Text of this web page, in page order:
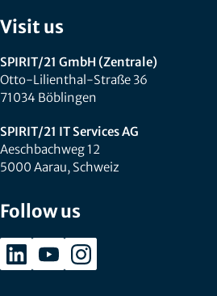
Visit us
SPIRIT/21 GmbH (Zentrale)
Otto-Lilienthal-Straße 36
71034 Böblingen
SPIRIT/21 IT Services AG
Aeschbachweg 12
5000 Aarau, Schweiz
Follow us